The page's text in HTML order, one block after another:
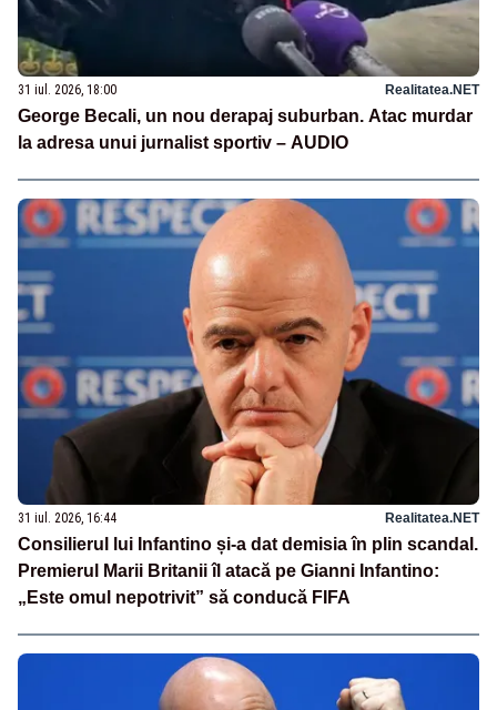
31 iul. 2026, 18:00 Realitatea.NET
George Becali, un nou derapaj suburban. Atac murdar
la adresa unui jurnalist sportiv – AUDIO
31 iul. 2026, 16:44 Realitatea.NET
Consilierul lui Infantino și-a dat demisia în plin scandal.
Premierul Marii Britanii îl atacă pe Gianni Infantino:
„Este omul nepotrivit” să conducă FIFA